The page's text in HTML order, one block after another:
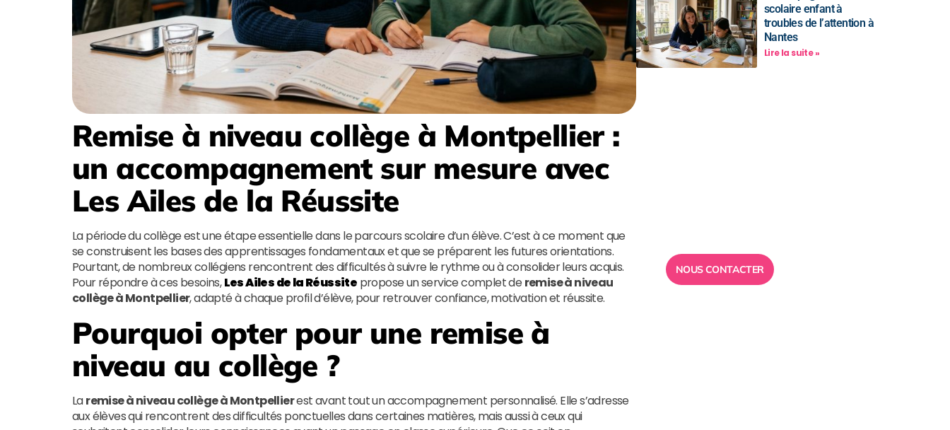
Remise à niveau collège à Montpellier:
un accompagnement sur mesure avec
Les Ailes de la Réussite
La période du collège est une étape essentielle dans le parcours scolaire d’un élève. C’est à ce moment que
se construisent les bases des apprentissages fondamentaux et que se préparent les futures orientations.
Pourtant, de nombreux collégiens rencontrent des difficultés à suivre le rythme ou à consolider leurs acquis.
Pour répondre à ces besoins,Les Ailes de la Réussite propose un service complet de remise à niveau
collège à Montpellier, adapté à chaque profil d’élève, pour retrouver confiance, motivation et réussite.
Pourquoi opter pour une remise à
niveau au collège ?
Laremise à niveau collège à Montpellierest avant tout un accompagnement personnalisé. Elle s’adresse
aux élèves qui rencontrent des difficultés ponctuelles dans certaines matières, mais aussi à ceux qui
scolaire enfant à
troubles de l’attention à
Nantes
Lire la suite »
NOUS CONTACTER